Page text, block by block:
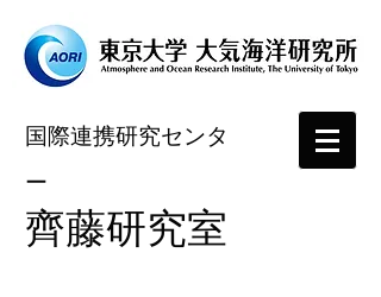
国際連携研究センタ
ー
​齊藤研究室